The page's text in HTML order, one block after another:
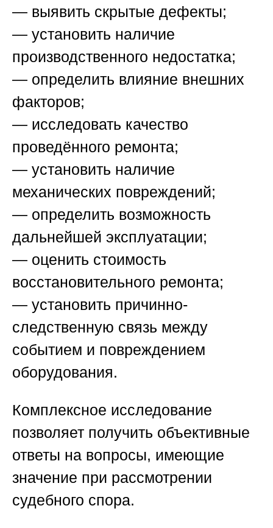
— выявить скрытые дефекты;
— установить наличие
производственного недостатка;
— определить влияние внешних
факторов;
— исследовать качество
проведённого ремонта;
— установить наличие
механических повреждений;
— определить возможность
дальнейшей эксплуатации;
— оценить стоимость
восстановительного ремонта;
— установить причинно-
следственную связь между
событием и повреждением
оборудования.
Комплексное исследование
позволяет получить объективные
ответы на вопросы, имеющие
значение при рассмотрении
судебного спора.